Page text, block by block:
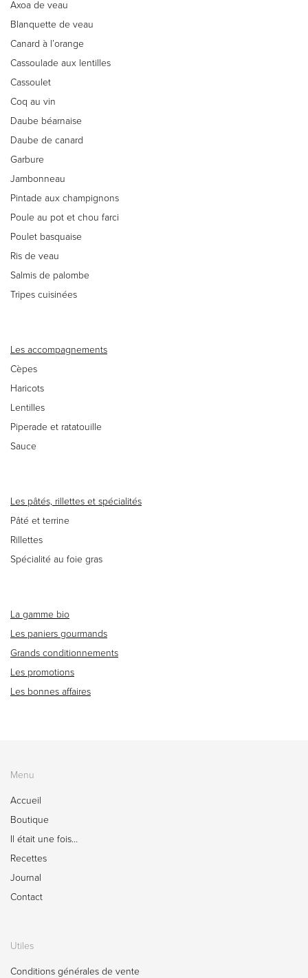
Axoa de veau
Blanquette de veau
Canard à l’orange
Cassoulade aux lentilles
Cassoulet
Coq au vin
Daube béarnaise
Daube de canard
Garbure
Jambonneau
Pintade aux champignons
Poule au pot et chou farci
Poulet basquaise
Ris de veau
Salmis de palombe
Tripes cuisinées
Les accompagnements
Cèpes
Haricots
Lentilles
Piperade et ratatouille
Sauce
Les pâtés, rillettes et spécialités
Pâté et terrine
Rillettes
Spécialité au foie gras
La gamme bio
Les paniers gourmands
Grands conditionnements
Les promotions
Les bonnes affaires
Menu
Accueil
Boutique
Il était une fois…
Recettes
Journal
Contact
Utiles
Conditions générales de vente